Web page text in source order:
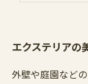
エクステリアの
外壁や庭園など